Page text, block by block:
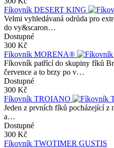
Fíkovník DESERT KING
Velmi vyhledávaná odrůda pro
do vy&scaron…
Dostupné
300 Kč
Fíkovník MORENA®
Fíkovník patřící do skupiny fíků
července a to brzy po v…
Dostupné
300 Kč
Fíkovník TROIANO
Jeden z prvních fíků pocházející z
a…
Dostupné
300 Kč
Fíkovník TWOTIMER GUSTIS